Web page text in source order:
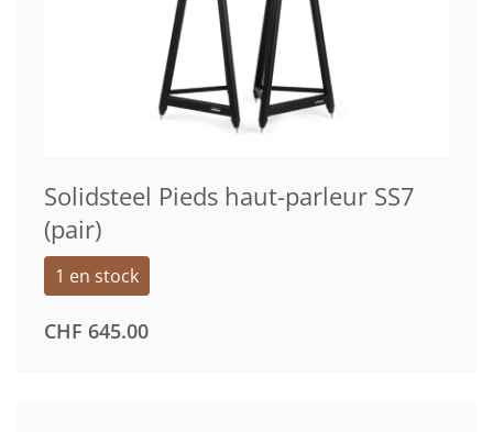
Solidsteel Pieds haut-parleur SS7
(pair)
1 en stock
CHF 645.00